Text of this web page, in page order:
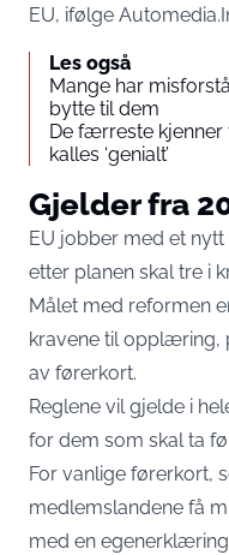
EU, ifølge
Les også
Mange har
bytte til dem
De færreste kjenner
kalles ‘genialt’
Gjelder fra
EU jobber med et
etter planen skal tre i
Målet med reformen
kravene til opplæring,
av førerkort.
Reglene vil gjelde i
for dem som skal ta
For vanlige førerkort,
medlemslandene få
med en